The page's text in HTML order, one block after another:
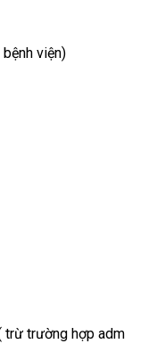
viện)
trừ trường hợp adm